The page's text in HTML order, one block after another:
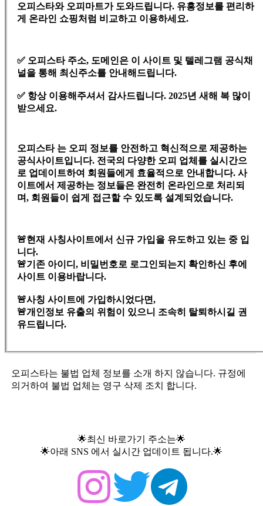
오피스타와 오피마트가 도와드립니다. 유흥정보를 편리하
게 온라인 쇼핑처럼 비교하고 이용하세요.
✅ 오피스타 주소, 도메인은 이 사이트 및 텔레그램 공식채
널을 통해 최신주소를 안내해드립니다.
✅ 항상 이용해주셔서 감사드립니다. 2025년 새해 복 많이
받으세요.
오피스타 는 오피 정보를 안전하고 혁신적으로 제공하는
공식사이트입니다. 전국의 다양한 오피 업체를 실시간으
로 업데이트하여 회원들에게 효율적으로 안내합니다. 사
이트에서 제공하는 정보들은 완전히 온라인으로 처리되
며, 회원들이 쉽게 접근할 수 있도록 설계되었습니다.
🚨현재 사칭사이트에서 신규 가입을 유도하고 있는 중 입
니다.
🚨기존 아이디, 비밀번호로 로그인되는지 확인하신 후에
사이트 이용바랍니다.
🚨사칭 사이트에 가입하시었다면,
🚨개인정보 유출의 위험이 있으니 조속히 탈퇴하시길 권
유드립니다.
오피스타는 불법 업체 정보를 소개 하지 않습니다. 규정에
의거하여 불법 업체는 영구 삭제 조치 합니다.
🌟최신 바로가기 주소는🌟
🌟아래 SNS 에서 실시간 업데이트 됩니다.🌟